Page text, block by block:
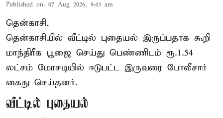
Published on: 07 Aug 2026, 9:43 am
தென்காசி,
தென்காசியில் வீட்டில் புதையல் இருப்பதாக கூறி
மாந்திரீக பூஜை செய்து பெண்ணிடம் ரூ.1.54
லட்சம் மோசடியில் ஈடுபட்ட இருவரை போலீசார்
கைது செய்தனர்.
வீட்டில் புதையல்